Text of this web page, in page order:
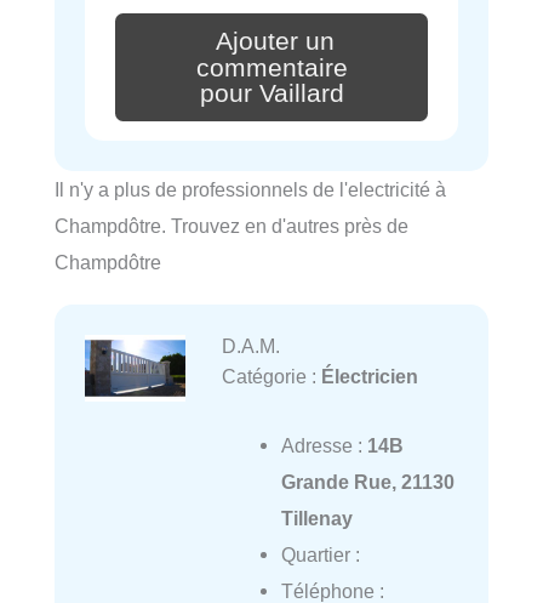
Ajouter un
commentaire
pour Vaillard
Il n'y a plus de professionnels de l'electricité à
Champdôtre. Trouvez en d'autres près de
Champdôtre
D.A.M.
Catégorie : Électricien
Adresse : 14B
Grande Rue, 21130
Tillenay
Quartier :
Téléphone :